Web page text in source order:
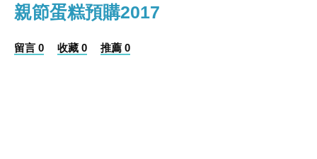
親節蛋糕預購2017
留言 0 收藏 0 推薦 0